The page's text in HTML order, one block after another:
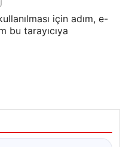
için adım, e-
bu tarayıcıya